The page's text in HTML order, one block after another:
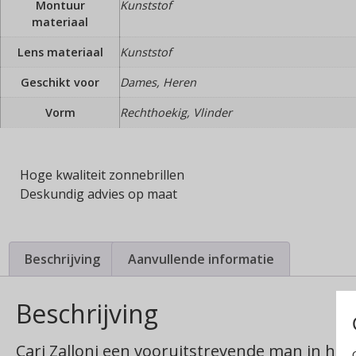
Montuur
materiaal
Kunststof
Lens materiaal
Kunststof
Geschikt voor
Dames, Heren
Vorm
Rechthoekig, Vlinder
Hoge kwaliteit zonnebrillen
Deskundig advies op maat
Beschrijving Aanvullende informatie
Beschrijving
Cari Zalloni een vooruitstrevende man in